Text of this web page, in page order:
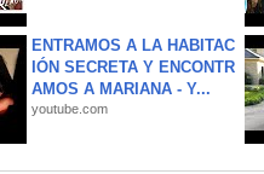
ENTRAMOS A LA HABITAC
IÓN SECRETA Y ENCONTR
AMOS A MARIANA - Y...
youtube.com